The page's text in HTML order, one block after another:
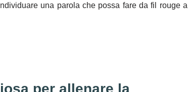
una parola che possa fare da fil rouge a
per allenare la